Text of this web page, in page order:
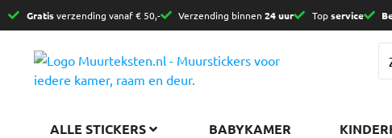
Gratisverzending vanaf € 50,- Verzending binnen 24 uur Topservice
ALLE STICKERS BABYKAMER